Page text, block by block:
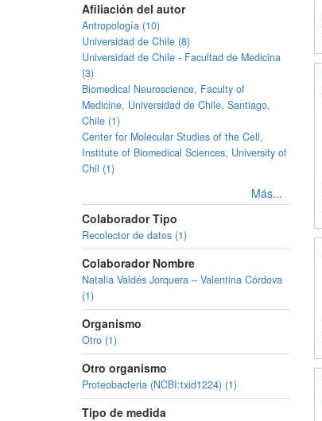
Afiliación del autor
Antropología (10)
Universidad de Chile (8)
Universidad de Chile - Facultad de Medicina
(3)
Biomedical Neuroscience, Faculty of
Medicine, Universidad de Chile, Santiago,
Chile (1)
Center for Molecular Studies of the Cell,
Institute of Biomedical Sciences, University of
Chil (1)
Más...
Colaborador Tipo
Recolector de datos (1)
Colaborador Nombre
Natalia Valdés Jorquera – Valentina Córdova
(1)
Organismo
Otro (1)
Otro organismo
Proteobacteria (NCBI:txid1224) (1)
Tipo de medida